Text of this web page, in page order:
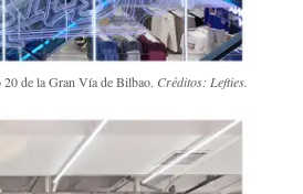
de la Gran Vía de Bilbao. Créditos: Lefties.